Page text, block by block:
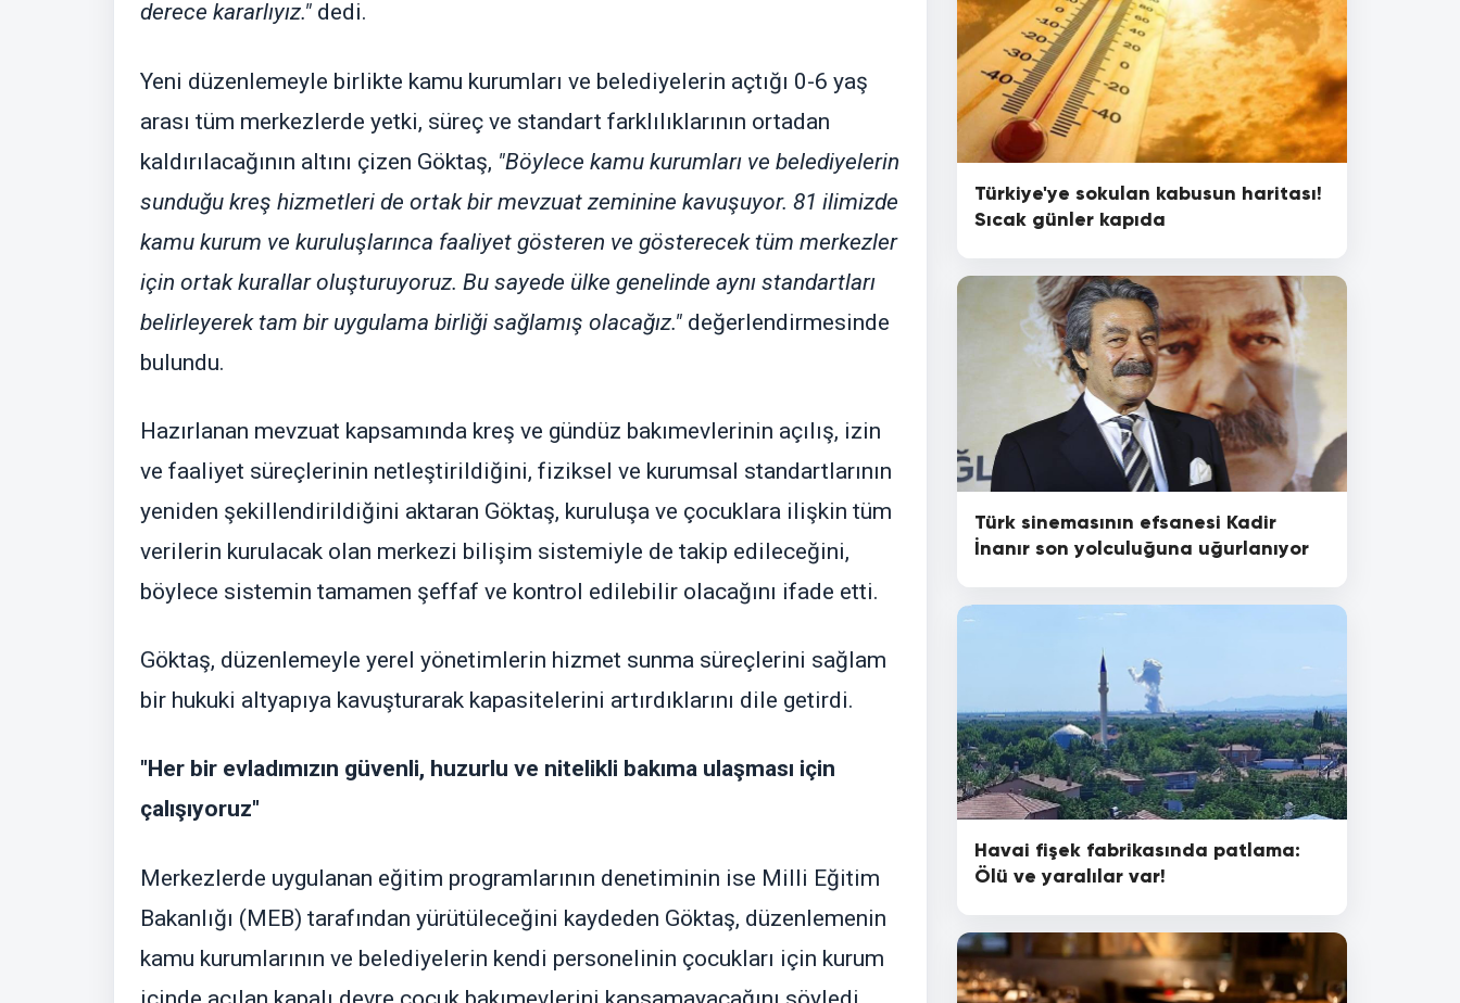
derece kararlıyız." dedi.
Yeni düzenlemeyle birlikte kamu kurumları ve belediyelerin açtığı 0-6 yaş
arası tüm merkezlerde yetki, süreç ve standart farklılıklarının ortadan
kaldırılacağının altını çizen Göktaş, "Böylece kamu kurumları ve belediyelerin
sunduğu kreş hizmetleri de ortak bir mevzuat zeminine kavuşuyor. 81 ilimizde
kamu kurum ve kuruluşlarınca faaliyet gösteren ve gösterecek tüm merkezler
için ortak kurallar oluşturuyoruz. Bu sayede ülke genelinde aynı standartları
belirleyerek tam bir uygulama birliği sağlamış olacağız." değerlendirmesinde
bulundu.
Hazırlanan mevzuat kapsamında kreş ve gündüz bakımevlerinin açılış, izin
ve faaliyet süreçlerinin netleştirildiğini, fiziksel ve kurumsal standartlarının
yeniden şekillendirildiğini aktaran Göktaş, kuruluşa ve çocuklara ilişkin tüm
verilerin kurulacak olan merkezi bilişim sistemiyle de takip edileceğini,
böylece sistemin tamamen şeffaf ve kontrol edilebilir olacağını ifade etti.
Göktaş, düzenlemeyle yerel yönetimlerin hizmet sunma süreçlerini sağlam
bir hukuki altyapıya kavuşturarak kapasitelerini artırdıklarını dile getirdi.
"Her bir evladımızın güvenli, huzurlu ve nitelikli bakıma ulaşması için
çalışıyoruz"
Merkezlerde uygulanan eğitim programlarının denetiminin ise Milli Eğitim
Bakanlığı (MEB) tarafından yürütüleceğini kaydeden Göktaş, düzenlemenin
kamu kurumlarının ve belediyelerin kendi personelinin çocukları için kurum
Türkiye'ye sokulan kabusun haritası!
Sıcak günler kapıda
Türk sinemasının efsanesi Kadir
İnanır son yolculuğuna uğurlanıyor
Havai fişek fabrikasında patlama:
Ölü ve yaralılar var!